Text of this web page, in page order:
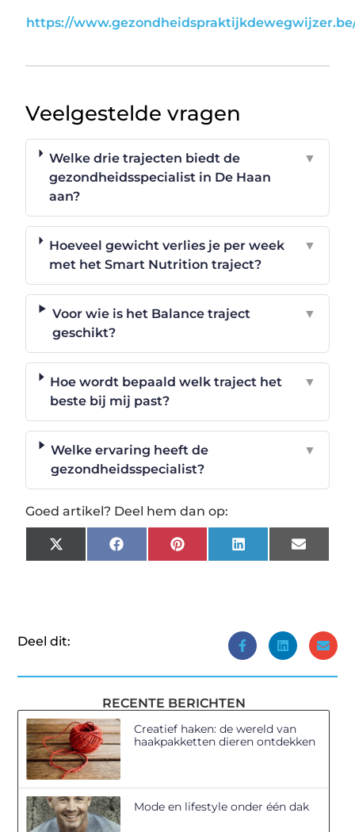
https://
Veelgestelde vragen
Welke drie trajecten biedt de
gezondheidsspecialist in De Haan
aan?
▼
Hoeveel gewicht verlies je per week
met het Smart Nutrition traject?
▼
Voor wie is het Balance traject
geschikt?
▼
Hoe wordt bepaald welk traject het
beste bij mij past?
▼
Welke ervaring heeft de
gezondheidsspecialist?
▼
Goed artikel? Deel hem dan op:
X
(Twitter)
FacebookPinterestLinkedInEmail
Deel dit:
RECENTE BERICHTEN
Creatief haken: de wereld van
haakpakketten dieren ontdekken
Mode en lifestyle onder één dak